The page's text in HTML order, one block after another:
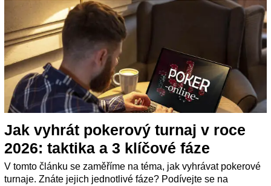
Jak vyhrát pokerový turnaj v roce
2026: taktika a 3 klíčové fáze
V tomto článku se zaměříme na téma, jak vyhrávat pokerové
turnaje. Znáte jejich jednotlivé fáze? Podívejte se na